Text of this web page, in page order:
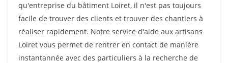
qu'entreprise du bâtiment Loiret, il n'est pas toujours
facile de trouver des clients et trouver des chantiers à
réaliser rapidement. Notre service d'aide aux artisans
Loiret vous permet de rentrer en contact de manière
instantannée avec des particuliers à la recherche de